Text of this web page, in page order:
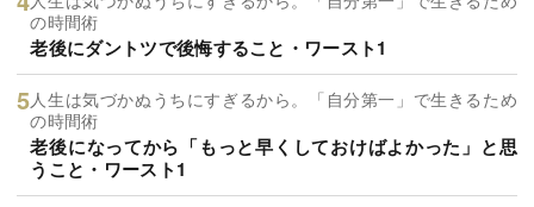
の時間術
老後にダントツで後悔すること・ワースト1
人生は気づかぬうちにすぎるから。「自分第一」で生きるため
の時間術
老後になってから「もっと早くしておけばよかった」と思
うこと・ワースト1